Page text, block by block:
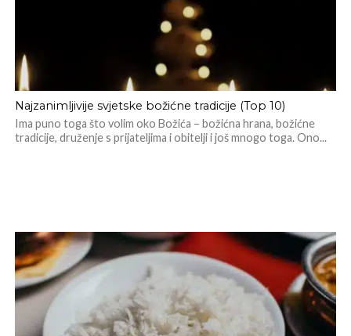
Najzanimljivije svjetske božićne tradicije (Top 10)
Ima puno toga što volim oko Božića – božićna hrana, božićne
tradicije, druženje s prijateljima i obitelji i još mnogo toga. Ono...